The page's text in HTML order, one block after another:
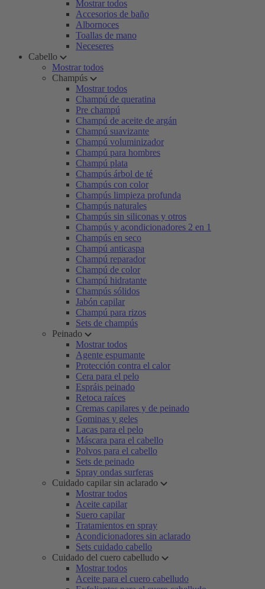
Mostrar todos
Accesorios de baño
Albornoces
Toallas de mano
Neceseres
Cabello
Mostrar todos
Champús
Mostrar todos
Champú de queratina
Pre champú
Champú de aceite de argán
Champú suavizante
Champú voluminizador
Champú para hombres
Champú plata
Champús árbol de té
Champús con color
Champús limpieza profunda
Champús naturales
Champús sin siliconas y otros
Champús y acondicionadores 2 en 1
Champús en seco
Champú anticaspa
Champú reparador
Champú de color
Champú hidratante
Champús sólidos
Jabón capilar
Champú para rizos
Sets de champús
Peinado
Mostrar todos
Agente espumante
Protección contra el calor
Cera para el pelo
Espráis peinado
Retoca raíces
Cremas capilares y de peinado
Gominas y geles
Lacas para el pelo
Máscara para el cabello
Polvos para el cabello
Sets de peinado
Spray ondas surferas
Cuidado capilar sin aclarado
Mostrar todos
Aceite capilar
Suero capilar
Tratamientos en spray
Acondicionadores sin aclarado
Sets cuidado cabello
Cuidado del cuero cabelludo
Mostrar todos
Aceite para el cuero cabelludo